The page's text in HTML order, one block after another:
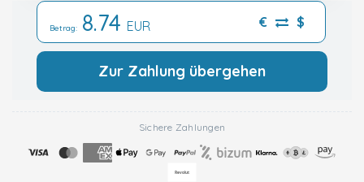
Betrag: 8.74 EUR € $
Zur Zahlung übergehen
Sichere Zahlungen